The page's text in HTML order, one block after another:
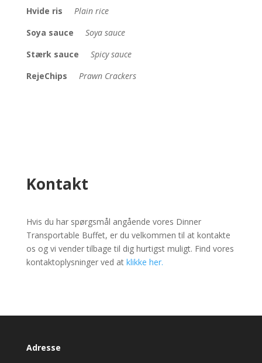
Hvide ris Plain rice
Soya sauce Soya sauce
Stærk sauce Spicy sauce
RejeChips Prawn Crackers
Kontakt
Hvis du har spørgsmål angående vores Dinner
Transportable Buffet, er du velkommen til at kontakte
os og vi vender tilbage til dig hurtigst muligt. Find vores
kontaktoplysninger ved at klikke her.
Adresse